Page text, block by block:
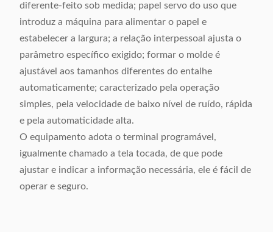
diferente-feito sob medida; papel servo do uso que
introduz a máquina para alimentar o papel e
estabelecer a largura; a relação interpessoal ajusta o
parâmetro específico exigido; formar o molde é
ajustável aos tamanhos diferentes do entalhe
automaticamente; caracterizado pela operação
simples, pela velocidade de baixo nível de ruído, rápida
e pela automaticidade alta.
O equipamento adota o terminal programável,
igualmente chamado a tela tocada, de que pode
ajustar e indicar a informação necessária, ele é fácil de
operar e seguro.